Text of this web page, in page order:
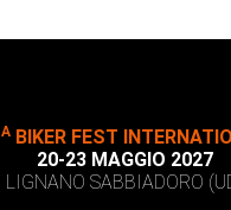
ABIKER FEST
20-23 MAGGIO 2027
LIGNANO SABBIADORO